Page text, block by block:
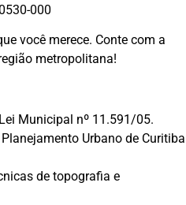
000
você merece. Conte com a
metropolitana!
Municipal nº 11.591/05.
Urbano de Curitiba
de topografia e